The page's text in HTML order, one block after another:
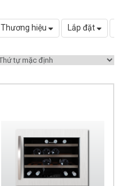
Thương hiệu Lắp đặt